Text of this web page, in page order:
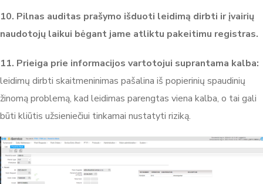
10. Pilnas auditas prašymo išduoti leidimą dirbti ir įvairių
naudotojų laikui bėgant jame atliktu pakeitimu registras.
11. Prieiga prie informacijos vartotojui suprantama kalba:
leidimų dirbti skaitmeninimas pašalina iš popierinių spaudinių
žinomą problemą, kad leidimas parengtas viena kalba, o tai gali
būti kliūtis užsieniečiui tinkamai nustatyti riziką.